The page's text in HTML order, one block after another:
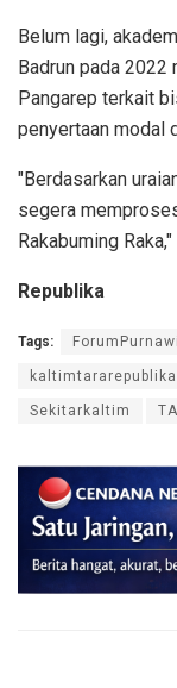
Belum lagi,
Badrun pada 2022
Pangarep terkait
penyertaan modal
"Berdasarkan
segera
Rakabuming
Republika
Tags:
kaltimtararepublika
Sekitarkaltim